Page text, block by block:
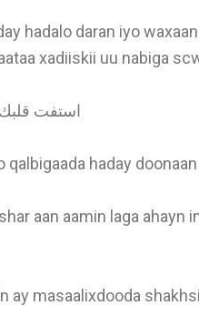
hadalo daran iyo
xadiiskii uu nabiga
استفت قلبك
qalbigaada haday
aan aamin laga ahayn
ay masaalixdooda